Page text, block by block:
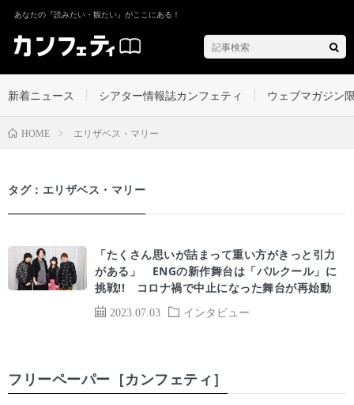
あなたの『読みたい・観たい』がここにある！
新着ニュース シアター情報誌カンフェティ ウェブマガジン
HOME エリザベス・マリー
タグ：エリザベス・マリー
2023.07.03 インタビュー
「たくさん思いが詰まって重い方がきっと引力
がある」 ENGの新作舞台は「パルクール」に
挑戦!! コロナ禍で中止になった舞台が再始動
フリーペーパー［カンフェティ］